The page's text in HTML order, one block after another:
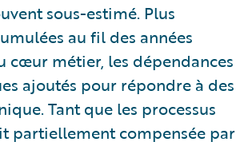
sous-estimé. Plus
au fil des années
cœur métier, les dépendances
ajoutés pour répondre à des
Tant que les processus
partiellement compensée par